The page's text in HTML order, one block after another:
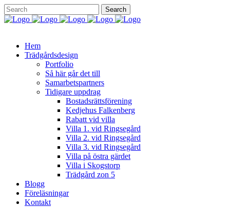
Hem
Trädgårdsdesign
Portfolio
Så här går det till
Samarbetspartners
Tidigare uppdrag
Bostadsrättsförening
Kedjehus Falkenberg
Rabatt vid villa
Villa 1. vid Ringsegård
Villa 2. vid Ringsegård
Villa 3. vid Ringsegård
Villa på östra gärdet
Villa i Skogstorp
Trädgård zon 5
Blogg
Föreläsningar
Kontakt